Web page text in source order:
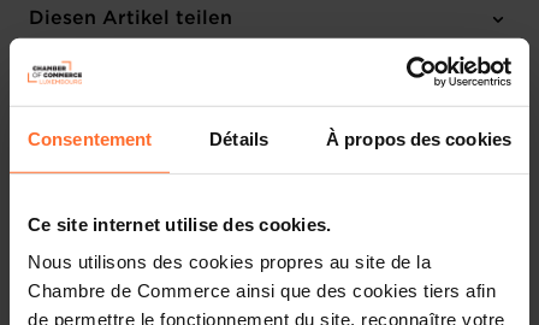
Consentement Détails À propos des cookies
Ce site internet utilise des cookies.
Nous utilisons des cookies propres au site de la
Chambre de Commerce ainsi que des cookies tiers afin
de permettre le fonctionnement du site, reconnaître votre
7 Projekttexte
Diesen Artikel teilen
Projet de règlement grand-ducal fixant les calendriers
des vacances et congés scolaires pour les années
projet(s) mentionné(s) sous rubrique.